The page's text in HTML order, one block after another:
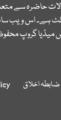
حاضرہ سے
ہے۔ اس ویب
گروپ
ضابطہ اخلاق